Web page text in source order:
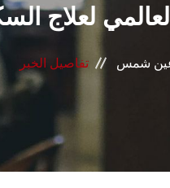
لعلاج
عين شمس تفاصيل الخبر